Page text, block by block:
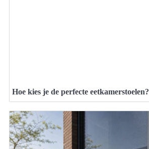
Hoe kies je de perfecte eetkamerstoelen?